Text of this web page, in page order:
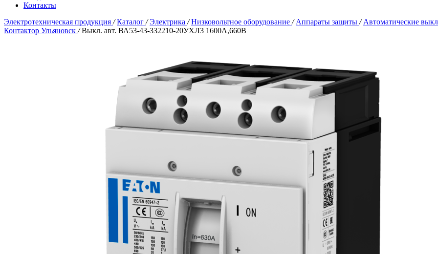
Контакты
Электротехническая продукция / Каталог / Электрика / Низковольтное оборудование / Аппараты защиты / Автоматические
Контактор Ульяновск / Выкл. авт. ВА53-43-332210-20УХЛ3 1600А,660В